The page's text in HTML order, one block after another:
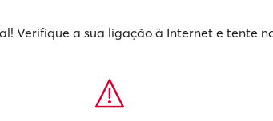
Verifique a sua ligação à Internet e tente